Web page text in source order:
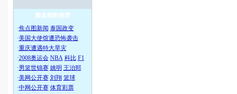
频道精彩推荐
·焦点图新闻 泰国政变
·美国大使馆遭恐怖袭击
·重庆遭遇特大旱灾
·2008奥运会 NBA 科比 F1
·男篮世锦赛 姚明 王治郅
·美网公开赛 刘翔 篮球
·中网公开赛 体育彩票